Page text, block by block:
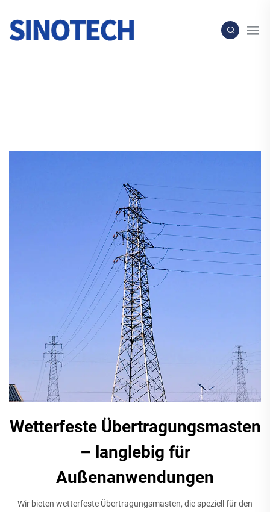
Wetterfeste Übertragungsmasten
– langlebig für
Außenanwendungen
Wir bieten wetterfeste Übertragungsmasten, die speziell für den